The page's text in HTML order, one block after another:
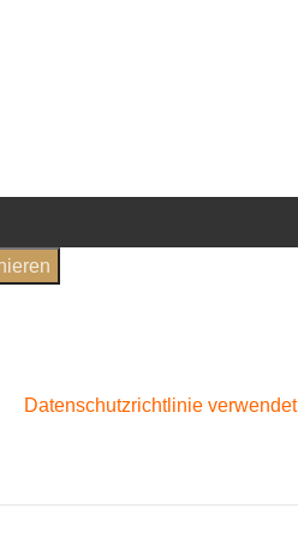
Datenschutzrichtlinie verwendet